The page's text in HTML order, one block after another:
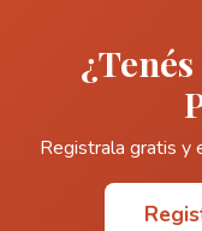
Registrala gratis y